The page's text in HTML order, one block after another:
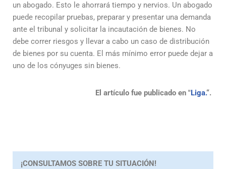
un abogado. Esto le ahorrará tiempo y nervios. Un abogado
puede recopilar pruebas, preparar y presentar una demanda
ante el tribunal y solicitar la incautación de bienes. No
debe correr riesgos y llevar a cabo un caso de distribución
de bienes por su cuenta. El más mínimo error puede dejar a
uno de los cónyuges sin bienes.
El artículo fue publicado en "Liga.“.
¡CONSULTAMOS SOBRE TU SITUACIÓN!